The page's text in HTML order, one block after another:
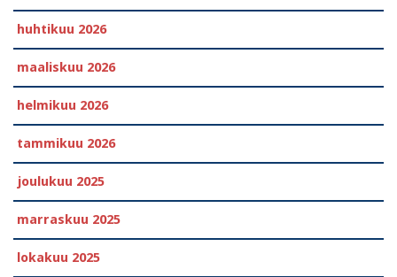
huhtikuu 2026
maaliskuu 2026
helmikuu 2026
tammikuu 2026
joulukuu 2025
marraskuu 2025
lokakuu 2025